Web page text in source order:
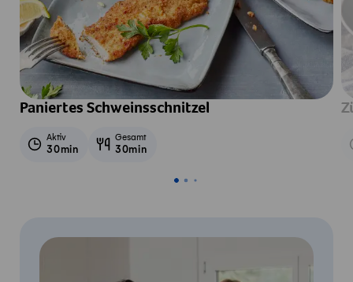
Paniertes Schweinsschnitzel
Aktiv
30min
Gesamt
30min